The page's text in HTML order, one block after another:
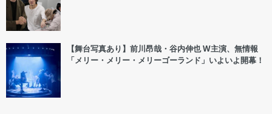
【舞台写真あり】前川昂哉・谷内伸也 W主演、無情報
「メリー・メリー・メリーゴーランド」いよいよ開幕！